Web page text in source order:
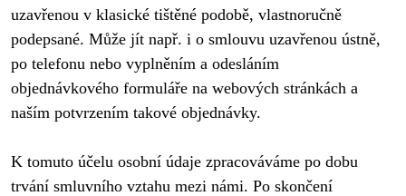
uzavřenou v klasické tištěné podobě, vlastnoručně
podepsané. Může jít např. i o smlouvu uzavřenou ústně,
po telefonu nebo vyplněním a odesláním
objednávkového formuláře na webových stránkách a
naším potvrzením takové objednávky.
K tomuto účelu osobní údaje zpracováváme po dobu
trvání smluvního vztahu mezi námi. Po skončení